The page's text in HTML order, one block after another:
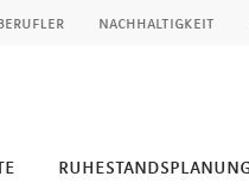
nachhaltigkeit